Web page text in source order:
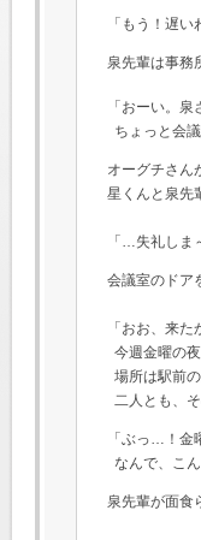
「もう！遅
泉先輩は事務
「おーい。泉
ちょっと会
オーグチさん
星くんと泉先
「…失礼しま
会議室のドア
「おお、来
今週金曜の
場所は駅前の
二人とも、
「ぶっ…！金
なんで、こ
泉先輩が面食